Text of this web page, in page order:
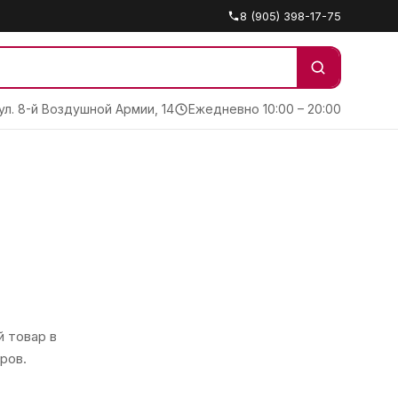
8 (905) 398-17-75
8-й Воздушной Армии, 14 Ежедневно 10:00 – 20:00
товар в